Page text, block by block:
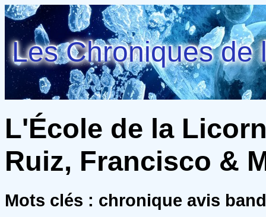
Les Chroniques de
L'École de la
Ruiz, Francisco &
Mots clés : chronique avis